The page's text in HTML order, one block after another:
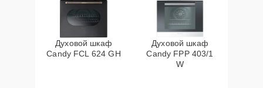
Духовой шкаф
Candy FCL 624 GH
Духовой шкаф
Candy FPP 403/1
W